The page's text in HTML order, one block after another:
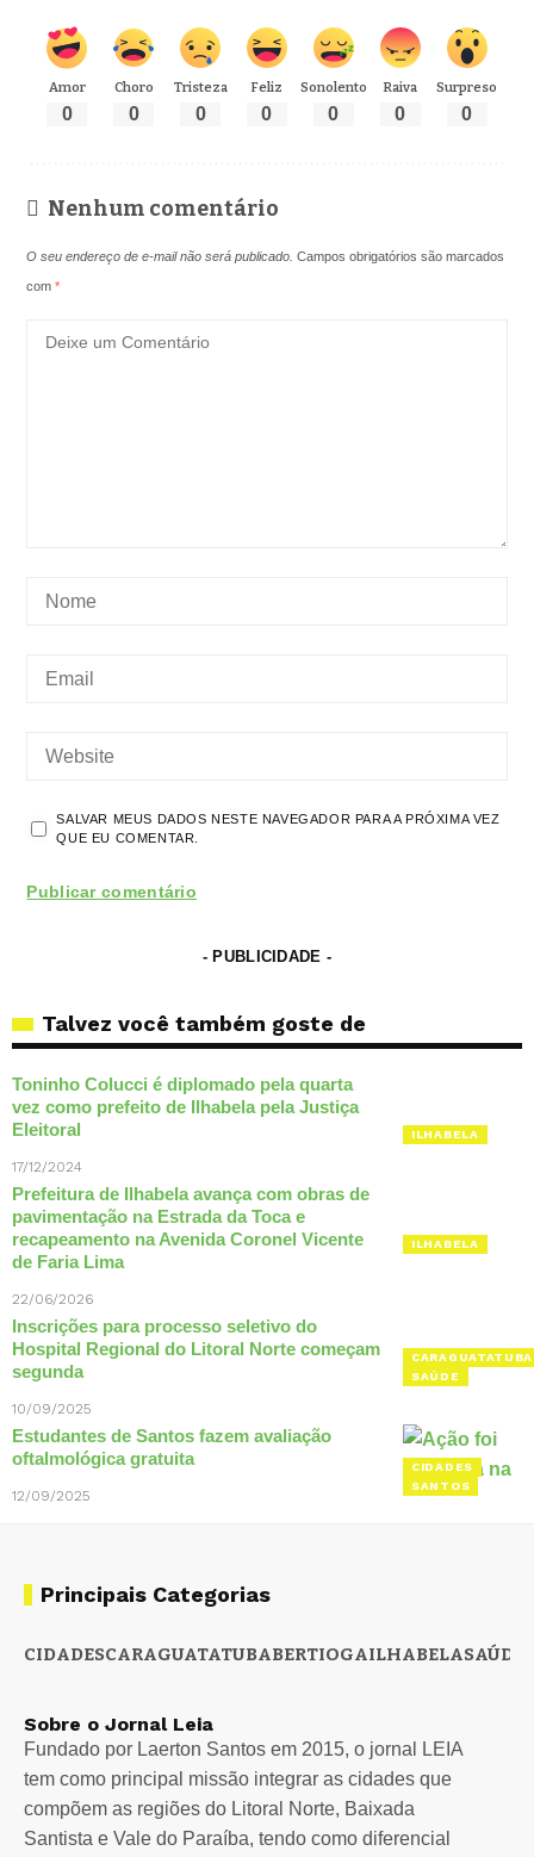
Amor
0
Choro
0
Tristeza
0
Feliz
0
Sonolento
0
Raiva
0
Surpreso
0
Nenhum comentário
O seu endereço de e-mail não será publicado. Campos obrigatórios são marcados
com*
SALVAR MEUS DADOS NESTE NAVEGADOR PARA A PRÓXIMA VEZ
QUE EU COMENTAR.
- PUBLICIDADE -
Talvez você também goste de
ILHABELA
Toninho Colucci é diplomado pela quarta
vez como prefeito de Ilhabela pela Justiça
Eleitoral
17/12/2024
ILHABELA
Prefeitura de Ilhabela avança com obras de
pavimentação na Estrada da Toca e
recapeamento na Avenida Coronel Vicente
de Faria Lima
22/06/2026
CARAGUATATUBA
SAÚDE
Inscrições para processo seletivo do
Hospital Regional do Litoral Norte começam
segunda
10/09/2025
CIDADES
SANTOS
Estudantes de Santos fazem avaliação
oftalmológica gratuita
12/09/2025
Principais Categorias
CIDADESCARAGUATATUBABERTIOGAILHABELASAÚDE
Sobre o Jornal Leia
Fundado por Laerton Santos em 2015, o jornal LEIA
tem como principal missão integrar as cidades que
compõem as regiões do Litoral Norte, Baixada
Santista e Vale do Paraíba, tendo como diferencial